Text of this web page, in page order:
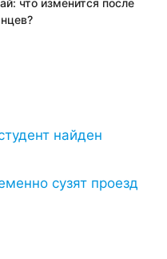
что изменится после
найден
сузят проезд